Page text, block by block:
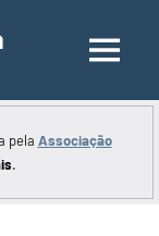
pela Associação
.